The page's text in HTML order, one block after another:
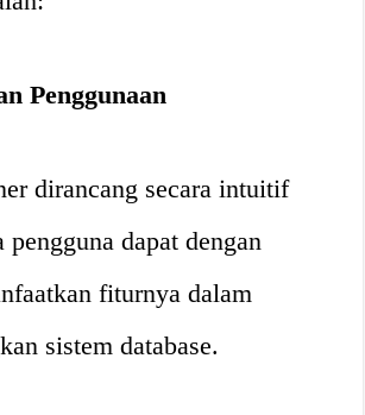
Penggunaan
dirancang secara intuitif
pengguna dapat dengan
fiturnya dalam
sistem database.